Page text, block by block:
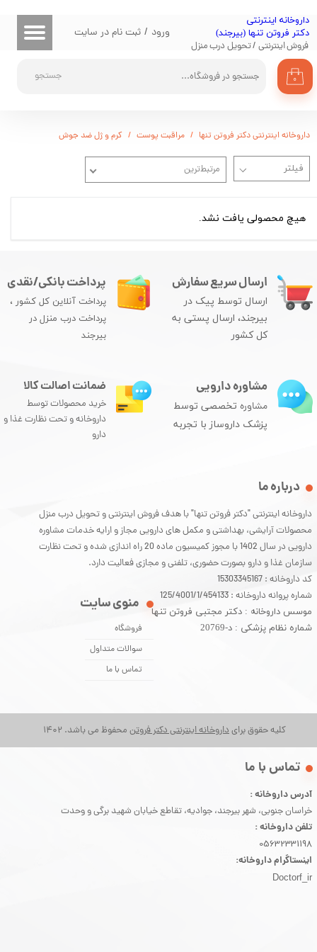
​داروخانه اینترنتی
دکتر فروتن تنها (بیرجند)
فروش اینترنتی / تحویل درب منزل
جستجو ۰
ورود / ثبت نام در سایت
حساب کاربری من
تغییر گذر واژه
سفارشات
خروج از حساب کاربری
داروخانه اینترنتی دکتر فروتن تنها مراقبت پوست کرم و ژل ضد جوش
مرتبط‌ترین
هیچ محصولی یافت نشد.
کلیه حقوق برایداروخانه اینترنتی دکتر فروتن محفوظ می باشد. 1402
ارسال سریع سفارش
ارسال توسط پیک در
بیرجند، ارسال پستی به
کل کشور
درباره ما
داروخانه اینترنتی "دکتر فروتن تنها" با هدف فروش اینترنتی و تحویل درب منزل
محصولات آرایشی، بهداشتی و مکمل های دارویی مجاز و ارایه خدمات مشاوره
دارویی در سال 1402 با مجوز کمیسیون ماده 20 راه اندازی شده و تحت نظارت
سازمان غذا و دارو بصورت حضوری، تلفنی و مجازی فعالیت دارد.
کد داروخانه : 15303345167
شماره پروانه داروخانه : 125/4001/1/454133
موسس داروخانه : دکتر مجتبی فروتن تنها
شماره نظام پزشکی : د-20769
منوی سایت
فروشگاه
سوالات متداول
تماس با ما
پرداخت بانکی/نقدی
پرداخت آنلاین کل کشور ،
پرداخت درب منزل در
بیرجند
مشاوره دارویی
مشاوره تخصصی توسط
پزشک داروساز با تجربه
ضمانت اصالت کالا
خرید محصولات توسط
داروخانه و تحت نظارت غذا و
دارو
آدرس داروخانه :
خراسان جنوبی، شهر بیرجند، جوادیه، تقاطع خیابان شهید برگی و وحدت
تلفن داروخانه :
05632331198
اینستاگرام داروخانه:
Doctorf_ir
​تماس با ما